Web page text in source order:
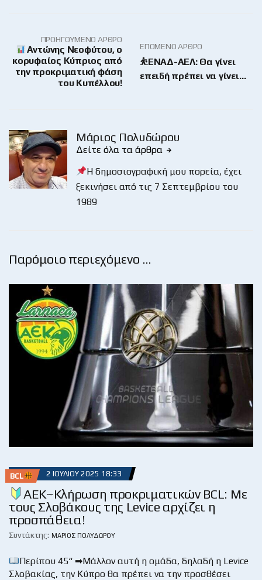
ΠΡΟΗΓΟΎΜΕΝΟ ΆΡΘΡΟ
Αντώνης Νεοφύτου, ο
κορυφαίος Κύπριος από
την προκριματική φάση
του Κυπέλλου!
ΕΠΌΜΕΝΟ ΆΡΘΡΟ
⛹️‍ΕΝΑΔ-ΑΕΛ: Θα γίνει
επειδή πρέπει να γίνει…
Μάριος Πολυδώρου
Δείτε όλα τα άρθρα
Η δημοσιογραφική μου πορεία, έχει
ξεκινήσει από τις 7 Σεπτεμβρίου του
1989
Παρόμοιο περιεχόμενο …
BCL 2 ΙΟΥΛΊΟΥ 2025 18:33
ΑΕΚ~Κλήρωση προκριματικών BCL: Με
τους Σλοβάκους της Levice αρχίζει η
προσπάθεια!
Συντάκτης: ΜΆΡΙΟΣ ΠΟΛΥΔΏΡΟΥ
Περίπου 45“ ➡Μάλλον αυτή η ομάδα, δηλαδή η Levice
Σλοβακίας, την Κύπρο θα πρέπει να την προσθέσει